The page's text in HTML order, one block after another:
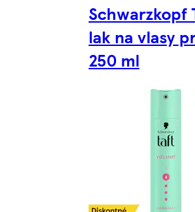
Schwarzkopf
lak na vlasy
250 ml